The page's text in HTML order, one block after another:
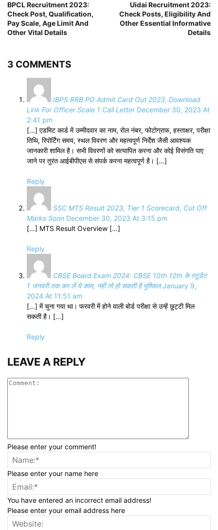
BPCL Recruitment 2023:
Check Post, Qualification,
Pay Scale, Age Limit And
Other Vital Details
Uidai Recruitment 2023:
Check Posts, Eligibility And
Other Essential Informative
Details
3 COMMENTS
IBPS RRB PO Admit Card Out 2023, Download
Link For Officer Scale 1 Call Letter December 30, 2023 At
2:41 pm
[…] एडमिट कार्ड में उम्मीदवार का नाम, रोल नंबर, फोटोग्राफ, हस्ताक्षर, परीक्षा
तिथि, रिपोर्टिंग समय, स्थल विवरण और महत्वपूर्ण निर्देश जैसी आवश्यक
जानकारी शामिल है। सभी विवरणों को सत्यापित करना और कोई विसंगति पाए
जाने पर तुरंत आईबीपीएस से संपर्क करना महत्वपूर्ण है। […]
Reply
SSC MTS Result 2023, Tier 1 Scorecard, Cut Off
Marks Soon December 30, 2023 At 3:15 pm
[…] MTS Result Overview […]
Reply
CBSE Board Exam 2024: CBSE 10th 12th के स्टूडेंट
1 जनवरी तक कर लें ये काम, नहीं तो हो सकती है मुश्किल January 9,
2024 At 11:51 am
[…] में चुना गया था। फरवरी में होने वाली बोर्ड परीक्षा से उन्हें छुट्टी मिल
सकती है। […]
Reply
LEAVE A REPLY
Please enter your comment!
Please enter your name here
You have entered an incorrect email address!
Please enter your email address here